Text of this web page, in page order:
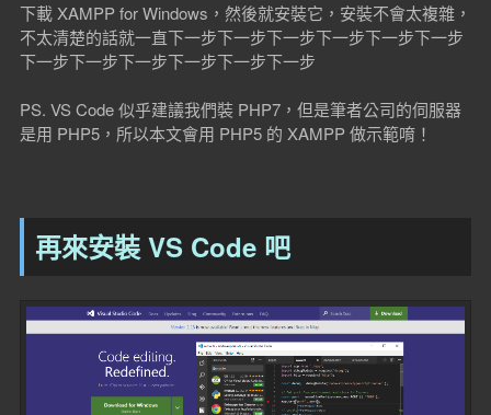
下載 XAMPP for Windows，然後就安裝它，安裝不會太複雜，
不太清楚的話就一直下一步下一步下一步下一步下一步下一步
下一步下一步下一步下一步下一步下一步
PS. VS Code 似乎建議我們裝 PHP7，但是筆者公司的伺服器
是用 PHP5，所以本文會用 PHP5 的 XAMPP 做示範唷！
再來安裝 VS Code 吧